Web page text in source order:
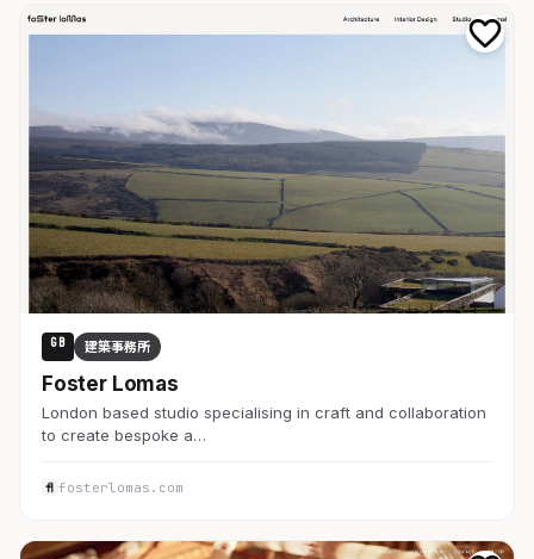
GB 建築事務所
Foster Lomas
London based studio specialising in craft and collaboration
to create bespoke a…
fosterlomas.com